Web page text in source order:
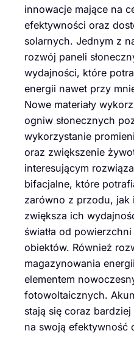
innowacje mające na
efektywności oraz
solarnych. Jednym z
rozwój paneli
wydajności, które
energii nawet przy
Nowe materiały
ogniw słonecznych
wykorzystanie
oraz zwiększenie
interesującym
bifacjalne, które
zarówno z przodu, jak
zwiększa ich
światła od
obiektów. Również
magazynowania
elementem
fotowoltaicznych.
stają się coraz
na swoją efektywność